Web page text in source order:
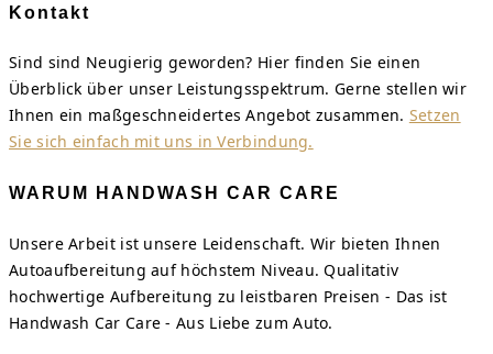
Kontakt
Sind sind Neugierig geworden? Hier finden Sie einen
Überblick über unser Leistungsspektrum. Gerne stellen wir
Ihnen ein maßgeschneidertes Angebot zusammen. Setzen
Sie sich einfach mit uns in Verbindung.
WARUM HANDWASH CAR CARE
Unsere Arbeit ist unsere Leidenschaft. Wir bieten Ihnen
Autoaufbereitung auf höchstem Niveau. Qualitativ
hochwertige Aufbereitung zu leistbaren Preisen - Das ist
Handwash Car Care - Aus Liebe zum Auto.